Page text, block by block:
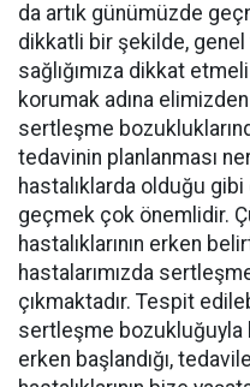
da artık günümüzde
dikkatli bir şekilde, genel
sağlığımıza dikkat
korumak adına
sertleşme
tedavinin planlanması
hastalıklarda olduğu
geçmek çok önemlidir.
hastalıklarının erken
hastalarımızda
çıkmaktadır. Tespit
sertleşme bozukluğuyla
erken başlandığı,